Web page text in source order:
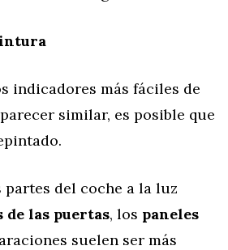
indicadores más fáciles de
similar, es posible que
del coche a la luz
de las puertas, los paneles
suelen ser más